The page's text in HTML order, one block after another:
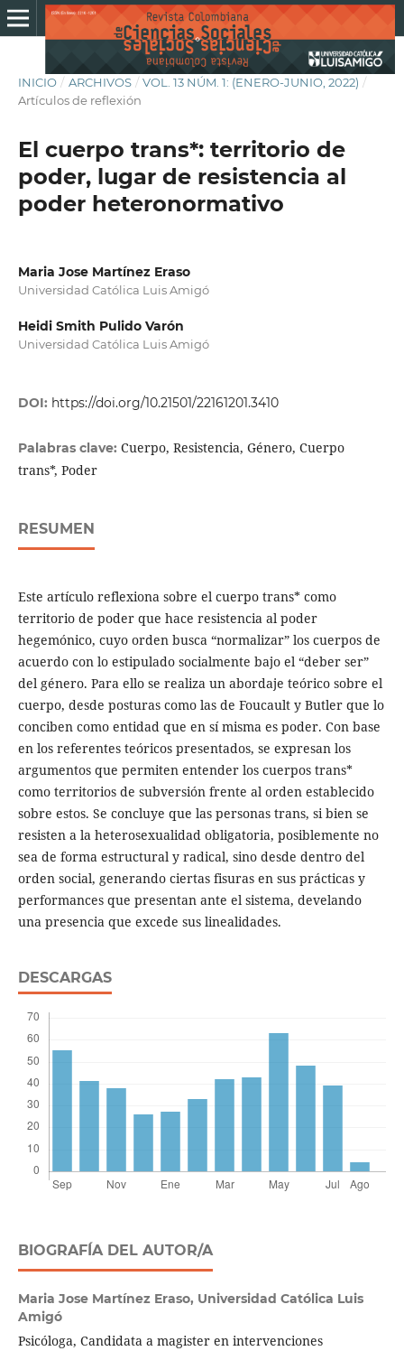
INICIO / ARCHIVOS / VOL. 13 NÚM. 1: (ENERO-JUNIO, 2022) /
Artículos de reflexión
El cuerpo trans*: territorio de
poder, lugar de resistencia al
poder heteronormativo
Maria Jose Martínez Eraso
Universidad Católica Luis Amigó
Heidi Smith Pulido Varón
Universidad Católica Luis Amigó
DOI: https://doi.org/10.21501/22161201.3410
Palabras clave: Cuerpo, Resistencia, Género, Cuerpo
trans*, Poder
RESUMEN
Este artículo reflexiona sobre el cuerpo trans* como
territorio de poder que hace resistencia al poder
hegemónico, cuyo orden busca “normalizar” los cuerpos de
acuerdo con lo estipulado socialmente bajo el “deber ser”
del género. Para ello se realiza un abordaje teórico sobre el
cuerpo, desde posturas como las de Foucault y Butler que lo
conciben como entidad que en sí misma es poder. Con base
en los referentes teóricos presentados, se expresan los
argumentos que permiten entender los cuerpos trans*
como territorios de subversión frente al orden establecido
sobre estos. Se concluye que las personas trans, si bien se
resisten a la heterosexualidad obligatoria, posiblemente no
sea de forma estructural y radical, sino desde dentro del
orden social, generando ciertas fisuras en sus prácticas y
performances que presentan ante el sistema, develando
una presencia que excede sus linealidades.
DESCARGAS
BIOGRAFÍA DEL AUTOR/A
Maria Jose Martínez Eraso, Universidad Católica Luis
Amigó
Psicóloga, Candidata a magister en intervenciones